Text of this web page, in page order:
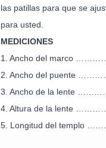
las patillas para que se
para usted.
MEDICIONES
1. Ancho del marco
2. Ancho del puente
3. Ancho de la lente
4. Altura de la lente
5. Longitud del templo